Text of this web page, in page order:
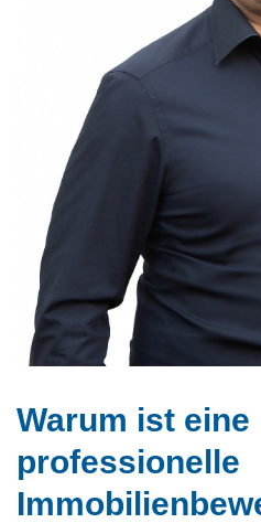
Warum ist eine
professionelle